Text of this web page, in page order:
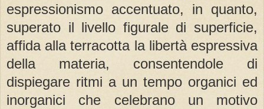
espressionismo accentuato, in quanto,
superato il livello figurale di superficie,
affida alla terracotta la libertà espressiva
della materia, consentendole di
dispiegare ritmi a un tempo organici ed
inorganici che celebrano un motivo